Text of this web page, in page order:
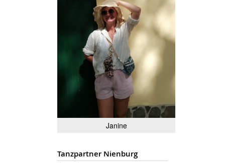
Janine
Tanzpartner Nienburg